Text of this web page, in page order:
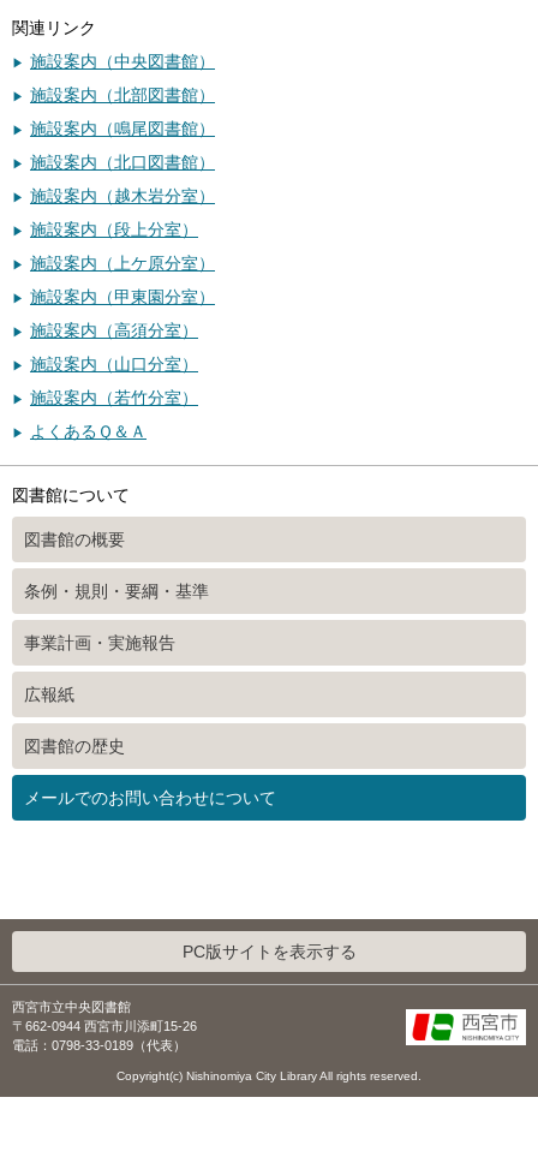
関連リンク
施設案内（中央図書館）
施設案内（北部図書館）
施設案内（鳴尾図書館）
施設案内（北口図書館）
施設案内（越木岩分室）
施設案内（段上分室）
施設案内（上ケ原分室）
施設案内（甲東園分室）
施設案内（高須分室）
施設案内（山口分室）
施設案内（若竹分室）
よくあるＱ＆Ａ
図書館について
図書館の概要
条例・規則・要綱・基準
事業計画・実施報告
広報紙
図書館の歴史
メールでのお問い合わせについて
PC版サイトを表示する
西宮市立中央図書館
〒662-0944 西宮市川添町15-26
電話：0798-33-0189（代表）
Copyright(c) Nishinomiya City Library All rights reserved.